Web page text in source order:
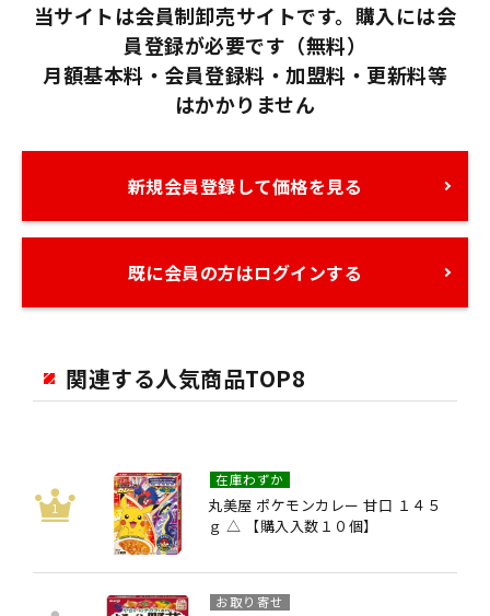
当サイトは会員制卸売サイトです。購入には会
員登録が必要です（無料）
月額基本料・会員登録料・加盟料・更新料等
はかかりません
新規会員登録して価格を見る
既に会員の方はログインする
関連する人気商品TOP8
丸美屋 ポケモンカレー 甘口 １４５
ｇ △ 【購入入数１０個】
在庫わずか
お取り寄せ